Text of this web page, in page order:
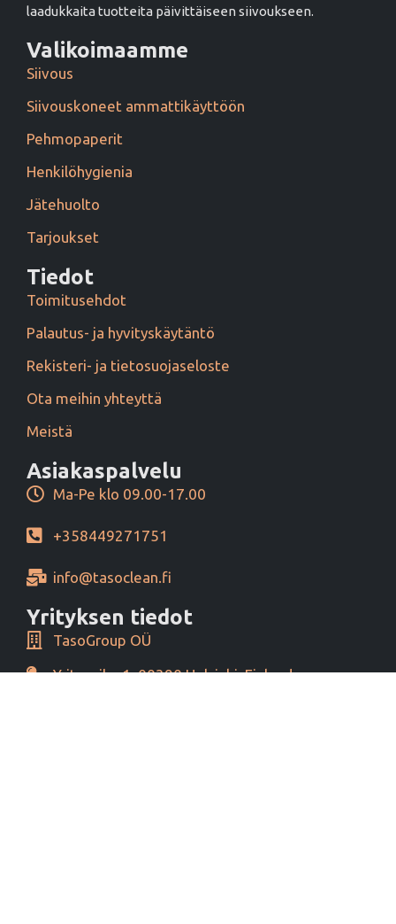
laadukkaita tuotteita päivittäiseen siivoukseen.
Valikoimaamme
Siivous
Siivouskoneet ammattikäyttöön
Pehmopaperit
Henkilöhygienia
Jätehuolto
Tarjoukset
Tiedot
Toimitusehdot
Palautus- ja hyvityskäytäntö
Rekisteri- ja tietosuojaseloste
Ota meihin yhteyttä
Meistä
Asiakaspalvelu
Ma-Pe klo 09.00-17.00
+358449271751
info@tasoclean.fi
Yrityksen tiedot
TasoGroup OÜ
Yrityspiha 1, 00390 Helsinki, Finland